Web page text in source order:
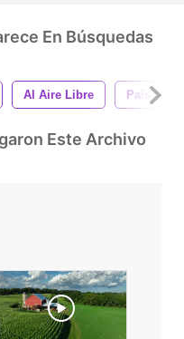
En Búsquedas
Al Aire Libre País
Este Archivo